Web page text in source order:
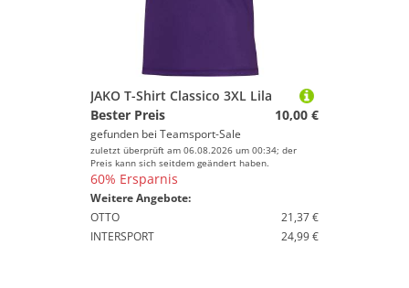
JAKO T-Shirt Classico 3XL Lila
Bester Preis
10,00 €
gefunden bei Teamsport-Sale
zuletzt überprüft am 06.08.2026 um 00:34; der
Preis kann sich seitdem geändert haben.
60% Ersparnis
Weitere Angebote:
OTTO
21,37 €
INTERSPORT
24,99 €